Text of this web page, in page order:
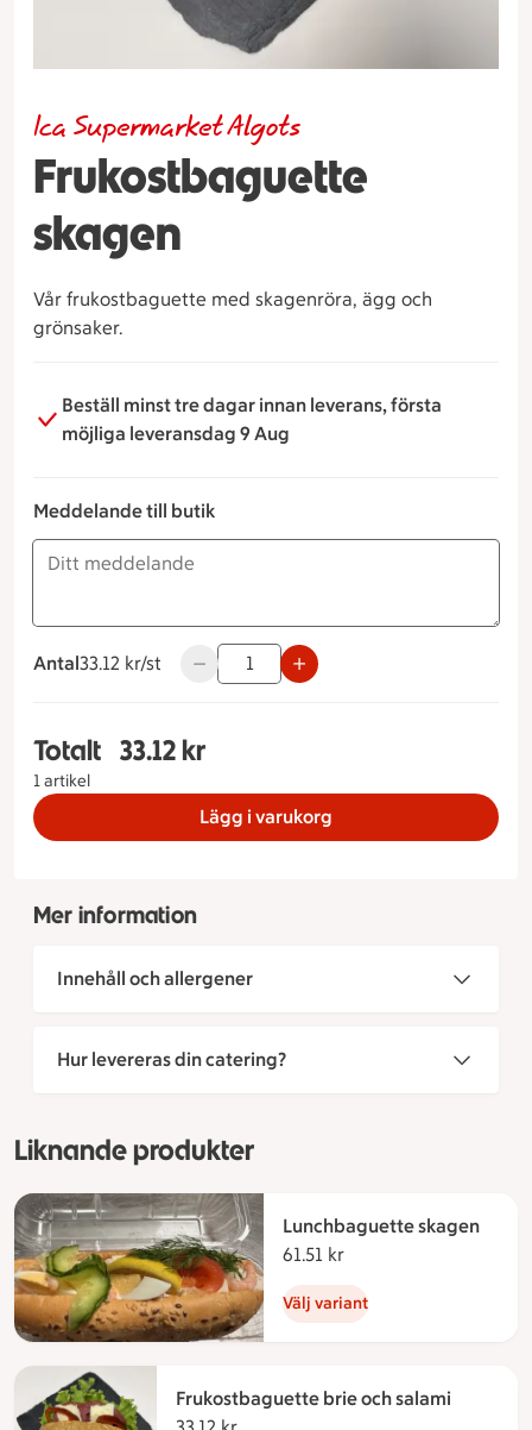
Frukostbaguette
skagen
Ica Supermarket Algots
Vår frukostbaguette med skagenröra, ägg och
grönsaker.
Beställ minst tre dagar innan leverans, första
möjliga leveransdag 9 Aug
Meddelande till butik
Antal
33.12 kronor styck
33.12 kr/st Använd knapparna för att minska eller
Totalt
1 artikel
Totalt 1 stycken Frukostbaguette skagen, 33.12
33.12 kr
Lägg i varukorg
Mer information
Innehåll och allergener
Hur levereras din catering?
Liknande produkter
Lunchbaguette skagen
61.51 kr
Välj variant
Frukostbaguette brie och salami